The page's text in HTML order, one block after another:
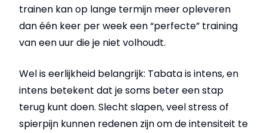
trainen kan op lange termijn meer opleveren
dan één keer per week een “perfecte” training
van een uur die je niet volhoudt.
Wel is eerlijkheid belangrijk: Tabata is intens, en
intens betekent dat je soms beter een stap
terug kunt doen. Slecht slapen, veel stress of
spierpijn kunnen redenen zijn om de intensiteit te